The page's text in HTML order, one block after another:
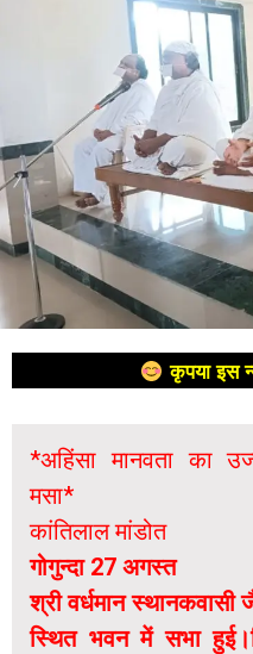
कृपया इस
*अहिंसा मानवता का
मसा*
कांतिलाल मांडोत
गोगुन्दा 27 अगस्त
श्री वर्धमान स्थानकवासी
स्थित भवन में सभा